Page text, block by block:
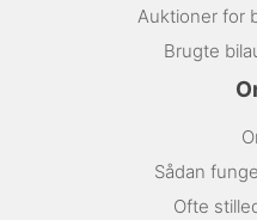
Auktioner for
Brugte
Sådan
Ofte